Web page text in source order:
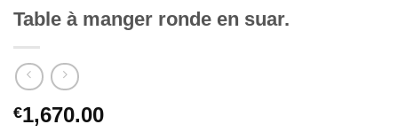
Table à manger ronde en suar.
€1,670.00